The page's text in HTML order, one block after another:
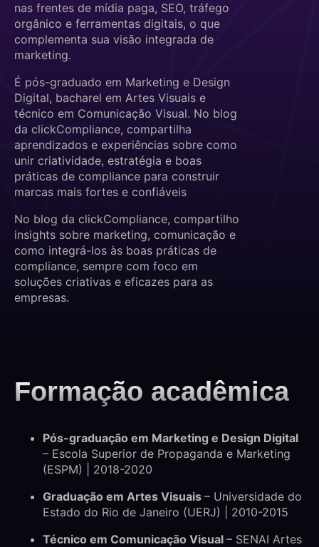
nas frentes de mídia paga, SEO, tráfego
orgânico e ferramentas digitais, o que
complementa sua visão integrada de
marketing.
É pós-graduado em Marketing e Design
Digital, bacharel em Artes Visuais e
técnico em Comunicação Visual. No blog
da clickCompliance, compartilha
aprendizados e experiências sobre como
unir criatividade, estratégia e boas
práticas de compliance para construir
marcas mais fortes e confiáveis
No blog da clickCompliance, compartilho
insights sobre marketing, comunicação e
como integrá-los às boas práticas de
compliance, sempre com foco em
soluções criativas e eficazes para as
empresas.
Formação acadêmica
Pós-graduação em Marketing e Design Digital
– Escola Superior de Propaganda e Marketing
(ESPM) | 2018-2020
Graduação em Artes Visuais – Universidade do
Estado do Rio de Janeiro (UERJ) | 2010-2015
Técnico em Comunicação Visual – SENAI Artes